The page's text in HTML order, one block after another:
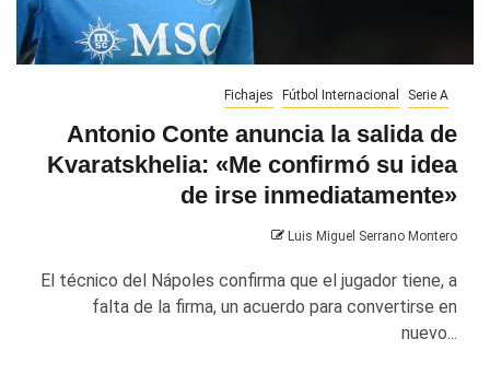
Fichajes Fútbol Internacional Serie A
Antonio Conte anuncia la salida de
Kvaratskhelia: «Me confirmó su idea
de irse inmediatamente»
Luis Miguel Serrano Montero
El técnico del Nápoles confirma que el jugador tiene, a
falta de la firma, un acuerdo para convertirse en
nuevo...